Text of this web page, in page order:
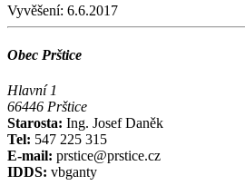
Vyvěšení: 6.6.2017
Obec Prštice
Hlavní 1
66446 Prštice
Starosta: Ing. Josef Daněk
Tel: 547 225 315
E-mail: prstice@prstice.cz
IDDS: vbganty